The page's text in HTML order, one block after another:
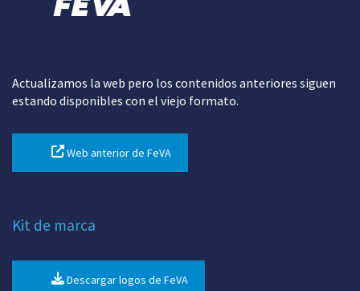
Actualizamos la web pero los contenidos anteriores siguen
estando disponibles con el viejo formato.
Web anterior de FeVA
Kit de marca
Descargar logos de FeVA